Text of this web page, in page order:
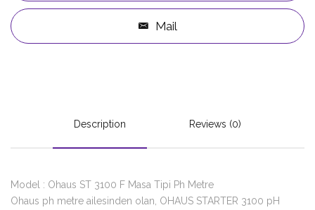
Mail
Description Reviews (0)
Model : Ohaus ST 3100 F Masa Tipi Ph Metre
Ohaus ph metre ailesinden olan, OHAUS STARTER 3100 pH